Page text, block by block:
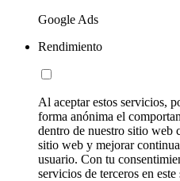
Google Ads
Rendimiento
Al aceptar estos servicios,
forma anónima el
dentro de nuestro sitio web
sitio web y mejorar
usuario. Con tu
servicios de terceros en